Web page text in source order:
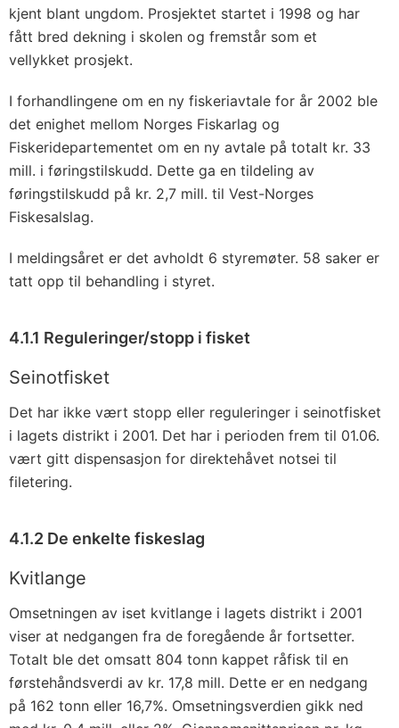
kjent blant ungdom. Prosjektet startet i 1998 og har
fått bred dekning i skolen og fremstår som et
vellykket prosjekt.
I forhandlingene om en ny fiskeriavtale for år 2002 ble
det enighet mellom Norges Fiskarlag og
Fiskeridepartementet om en ny avtale på totalt kr. 33
mill. i føringstilskudd. Dette ga en tildeling av
føringstilskudd på kr. 2,7 mill. til Vest-Norges
Fiskesalslag.
I meldingsåret er det avholdt 6 styremøter. 58 saker er
tatt opp til behandling i styret.
4.1.1 Reguleringer/stopp i fisket
Seinotfisket
Det har ikke vært stopp eller reguleringer i seinotfisket
i lagets distrikt i 2001. Det har i perioden frem til 01.06.
vært gitt dispensasjon for direktehåvet notsei til
filetering.
4.1.2 De enkelte fiskeslag
Kvitlange
Omsetningen av iset kvitlange i lagets distrikt i 2001
viser at nedgangen fra de foregående år fortsetter.
Totalt ble det omsatt 804 tonn kappet råfisk til en
førstehåndsverdi av kr. 17,8 mill. Dette er en nedgang
på 162 tonn eller 16,7%. Omsetningsverdien gikk ned